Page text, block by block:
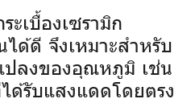
ระเบื้องเซรามิก
ด้ดี จึงเหมาะสำหรับ
ลงของอุณหภูมิ เช่น
รับแสงแดดโดยตรง